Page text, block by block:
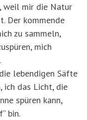
weil mir die Natur
Der kommende
zu sammeln,
mich
lebendigen Säfte
ich das Licht, die
spüren kann,
bin.